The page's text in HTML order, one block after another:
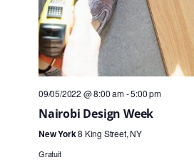
09/05/2022 @ 8:00 am-5:00 pm
Nairobi Design Week
New York8 King Street, NY
Gratuit